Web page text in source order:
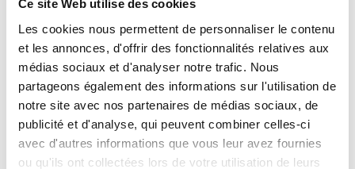
Ce site Web utilise des cookies
Les cookies nous permettent de personnaliser le contenu
et les annonces, d'offrir des fonctionnalités relatives aux
médias sociaux et d'analyser notre trafic. Nous
partageons également des informations sur l'utilisation de
notre site avec nos partenaires de médias sociaux, de
publicité et d'analyse, qui peuvent combiner celles-ci
avec d'autres informations que vous leur avez fournies
ou qu'ils ont collectées lors de votre utilisation de leurs
hôtel sociaux avec leur famille en Île-de-France. Ce
type d’hébergement devait être une solution
transitoire pour les familles, avant qu’elles ne puissent
être orientées vers un logement pérenne.
Les conditions de vie à l’hôtel sont très difficiles :
exiguïté des chambres, absence d’espace d’intimité,
quasi impossibilité de recevoir des visites, difficultés
pour préparer les repas – et les familles disposent de